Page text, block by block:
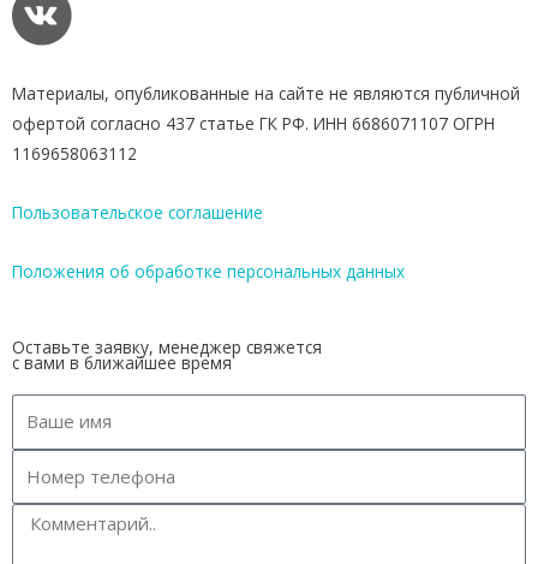
Материалы, опубликованные на сайте не являются публичной
офертой согласно 437 статье ГК РФ. ИНН 6686071107 ОГРН
1169658063112
Пользовательское соглашение
Положения об обработке персональных данных
Оставьте заявку, менеджер свяжется
с вами в ближайшее время